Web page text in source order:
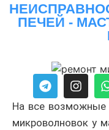
ПЕЧЕЙ -
На все возможные
микроволновок у